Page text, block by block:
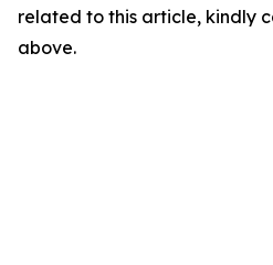
related to this article, kindly
above.